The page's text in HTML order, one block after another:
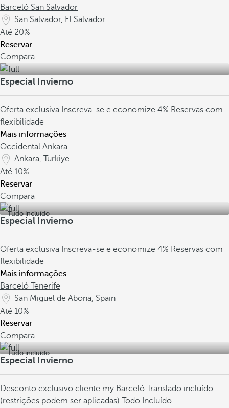
Barceló San Salvador
San Salvador, El Salvador
Até 20%
Reservar
Compara
Especial Invierno
Oferta exclusiva Inscreva-se e economize 4% Reservas com
flexibilidade
Mais informações
Occidental Ankara
Ankara, Turkiye
Até 10%
Reservar
Compara
Tudo incluído
Especial Invierno
Oferta exclusiva Inscreva-se e economize 4% Reservas com
flexibilidade
Mais informações
Barceló Tenerife
San Miguel de Abona, Spain
Até 10%
Reservar
Compara
Tudo incluído
Especial Invierno
Desconto exclusivo cliente my Barceló Translado incluído
(restrições podem ser aplicadas) Todo Incluído